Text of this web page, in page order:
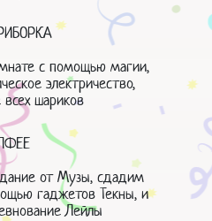
с помощью магии,
электричество,
шариков
от Музы, сдадим
гаджетов Текны, и
Лейлы